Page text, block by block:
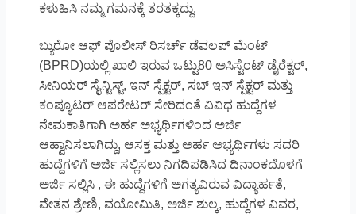
ಕಳುಹಿಸಿ ನಮ್ಮ ಗಮನಕ್ಕೆ ತರತಕ್ಕದ್ದು.
ಬ್ಯುರೋ ಆಫ್ ಪೊಲೀಸ್ ರಿಸರ್ಚ್ ಡೆವಲಪ್ ಮೆಂಟ್
(BPRD)ಯಲ್ಲಿ ಖಾಲಿ ಇರುವ ಒಟ್ಟು80 ಅಸಿಸ್ಟೆಂಟ್ ಡೈರೆಕ್ಟರ್,
ಸೀನಿಯರ್ ಸೈನ್ಟಿಸ್ಟ್, ಇನ್ ಸ್ಪೆಕ್ಟರ್, ಸಬ್ ಇನ್ ಸ್ಪೆಕ್ಟರ್ ಮತ್ತು
ಕಂಪ್ಯೂಟರ್ ಆಪರೇಟರ್ ಸೇರಿದಂತೆ ವಿವಿಧ ಹುದ್ದೆಗಳ
ನೇಮಕಾತಿಗಾಗಿ ಅರ್ಹ ಅಭ್ಯರ್ಥಿಗಳಿಂದ ಅರ್ಜಿ
ಆಹ್ವಾನಿಸಲಾಗಿದ್ದು, ಆಸಕ್ತ ಮತ್ತು ಅರ್ಹ ಅಭ್ಯರ್ಥಿಗಳು ಸದರಿ
ಹುದ್ದೆಗಳಿಗೆ ಅರ್ಜಿ ಸಲ್ಲಿಸಲು ನಿಗದಿಪಡಿಸಿದ ದಿನಾಂಕದೊಳಗೆ
ಅರ್ಜಿ ಸಲ್ಲಿಸಿ , ಈ ಹುದ್ದೆಗಳಿಗೆ ಅಗತ್ಯವಿರುವ ವಿದ್ಯಾರ್ಹತೆ,
ವೇತನ ಶ್ರೇಣಿ, ವಯೋಮಿತಿ, ಅರ್ಜಿ ಶುಲ್ಕ, ಹುದ್ದೆಗಳ ವಿವರ,